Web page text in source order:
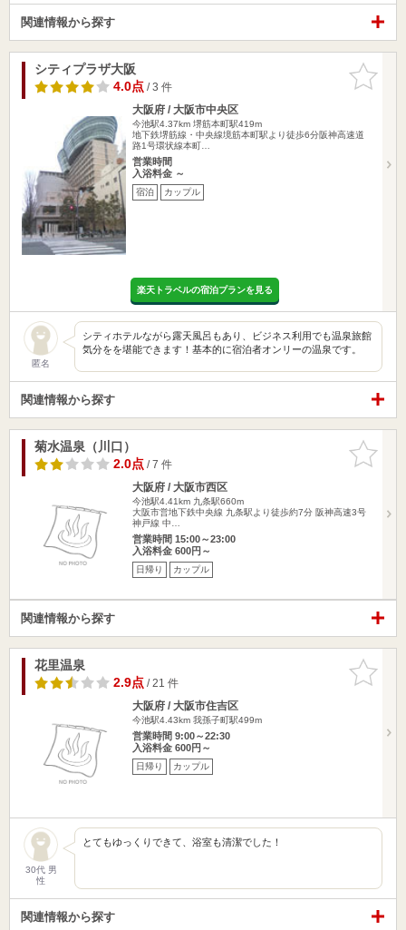
関連情報から探す
お気に入
りに追加
シティプラザ大阪
4.0点/ 3 件
大阪府 / 大阪市中央区
今池駅4.37km 堺筋本町駅419m
地下鉄堺筋線・中央線境筋本町駅より徒歩6分阪神高速道
路1号環状線本町…
営業時間
入浴料金 ～
宿泊 カップル
楽天トラベルの宿泊プランを見る
匿名
シティホテルながら露天風呂もあり、ビジネス利用でも温泉旅館
気分をを堪能できます！基本的に宿泊者オンリーの温泉です。
関連情報から探す
お気に入
りに追加
菊水温泉（川口）
2.0点/ 7 件
大阪府 / 大阪市西区
今池駅4.41km 九条駅660m
大阪市営地下鉄中央線 九条駅より徒歩約7分 阪神高速3号
神戸線 中…
営業時間 15:00～23:00
入浴料金 600円～
日帰り カップル
関連情報から探す
お気に入
りに追加
花里温泉
2.9点/ 21 件
大阪府 / 大阪市住吉区
今池駅4.43km 我孫子町駅499m
営業時間 9:00～22:30
入浴料金 600円～
日帰り カップル
30代 男
性
とてもゆっくりできて、浴室も清潔でした！
関連情報から探す